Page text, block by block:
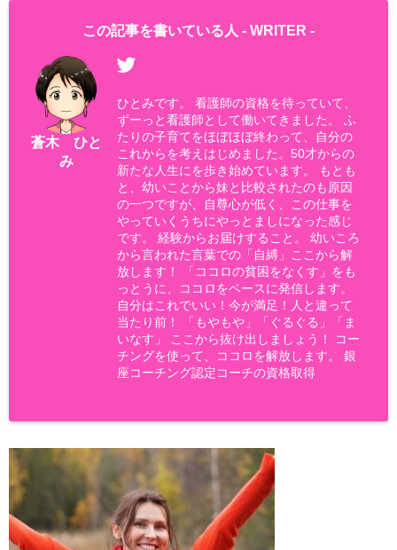
この記事を書いている人 - WRITER -
蒼木 ひと
み
ひとみです。 看護師の資格を待っていて、
ずーっと看護師として働いてきました。 ふ
たりの子育てをほぼほぼ終わって、自分の
これからを考えはじめました。50才からの
新たな人生にを歩き始めています。 もとも
と、幼いことから妹と比較されたのも原因
の一つですが、自尊心が低く、この仕事を
やっていくうちにやっとましになった感じ
です。 経験からお届けすること。 幼いころ
から言われた言葉での「自縛」ここから解
放します！ 「ココロの貧困をなくす」をも
っとうに、ココロをベースに発信します。
自分はこれでいい！今が満足！人と違って
当たり前！ 「もやもや」「ぐるぐる」「ま
いなす」 ここから抜け出しましょう！ コー
チングを使って、ココロを解放します。 銀
座コーチング認定コーチの資格取得